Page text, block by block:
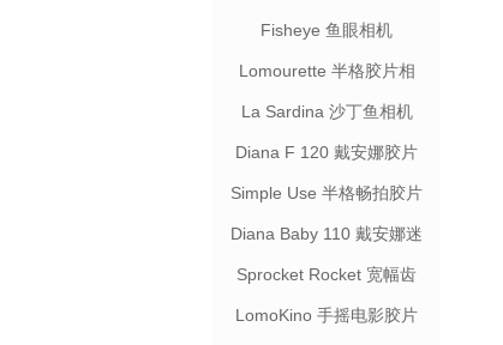
Fisheye 鱼眼相机
Lomourette 半格胶片相
机连闪光灯
La Sardina 沙丁鱼相机
Diana F 120 戴安娜胶片
相机
Simple Use 半格畅拍胶片
Diana Baby 110 戴安娜迷
Sprocket Rocket 宽幅齿
孔相机
LomoKino 手摇电影胶片